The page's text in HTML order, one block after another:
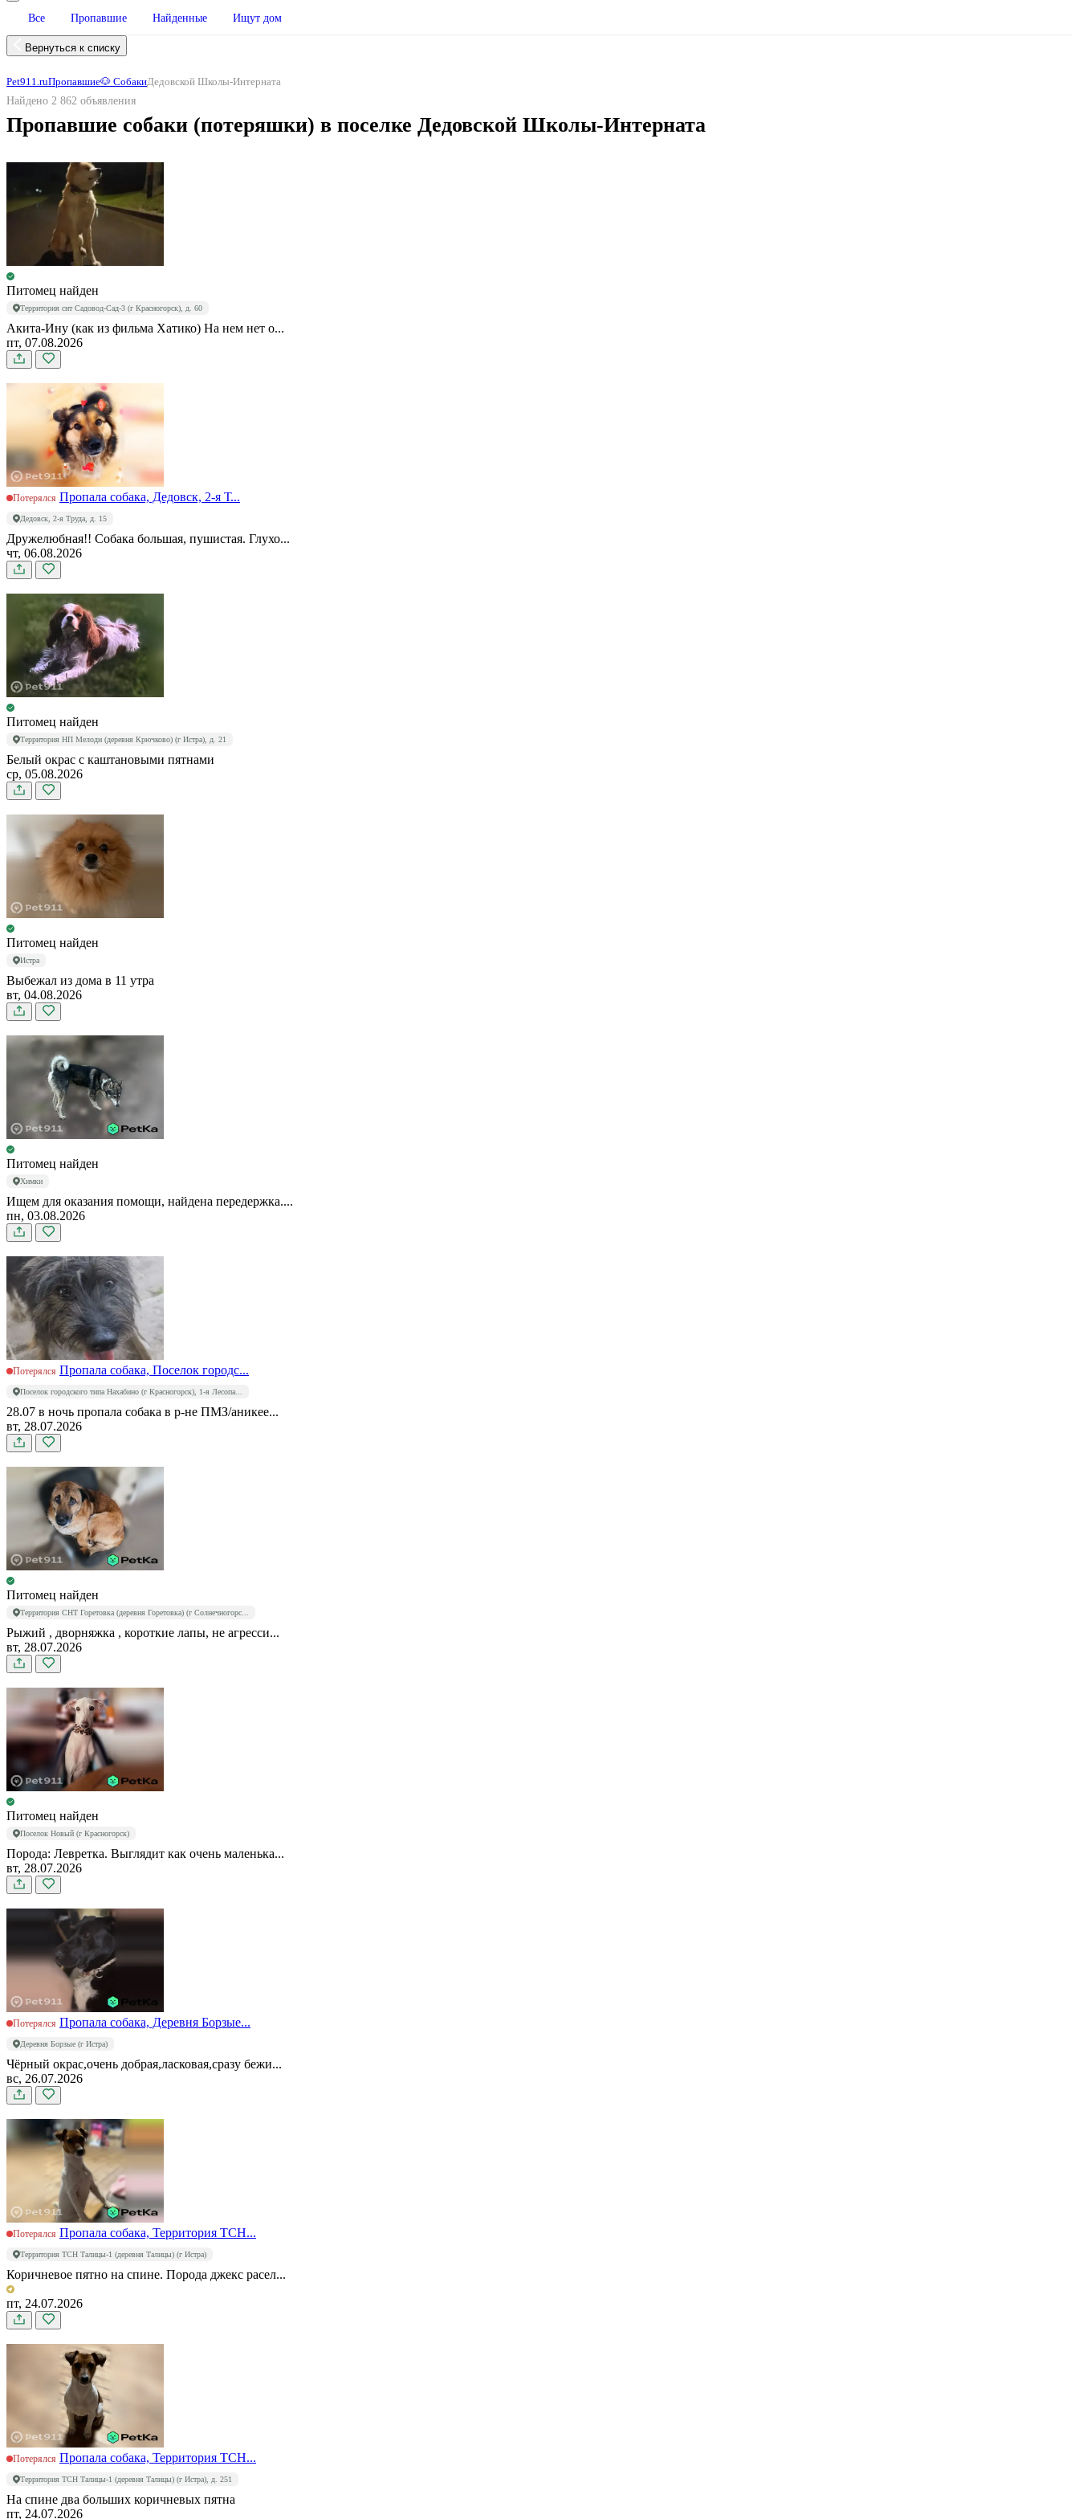
Все Пропавшие Найденные Ищут дом
Вернуться к списку
Pet911.ruПропавшие🐶 СобакиДедовской Школы-Интерната
Найдено 2 862 объявления
Пропавшие собаки (потеряшки) в поселке Дедовской Школы-Интерната
Питомец найден
Территория снт Садовод-Сад-3 (г Красногорск), д. 60
Акита-Ину (как из фильма Хатико) На нем нет о...
пт, 07.08.2026
Потерялся Пропала собака, Дедовск, 2-я Т...
Дедовск, 2-я Труда, д. 15
Дружелюбная!! Собака большая, пушистая. Глухо...
чт, 06.08.2026
Питомец найден
Территория НП Мелоди (деревня Крючково) (г Истра), д. 21
Белый окрас с каштановыми пятнами
ср, 05.08.2026
Питомец найден
Истра
Выбежал из дома в 11 утра
вт, 04.08.2026
Питомец найден
Химки
Ищем для оказания помощи, найдена передержка....
пн, 03.08.2026
Потерялся Пропала собака, Поселок городс...
Поселок городского типа Нахабино (г Красногорск), 1-я Лесопа...
28.07 в ночь пропала собака в р-не ПМЗ/аникее...
вт, 28.07.2026
Питомец найден
Территория СНТ Горетовка (деревня Горетовка) (г Солнечногорс...
Рыжий , дворняжка , короткие лапы, не агресси...
вт, 28.07.2026
Питомец найден
Поселок Новый (г Красногорск)
Порода: Левретка. Выглядит как очень маленька...
вт, 28.07.2026
Потерялся Пропала собака, Деревня Борзые...
Деревня Борзые (г Истра)
Чёрный окрас,очень добрая,ласковая,сразу бежи...
вс, 26.07.2026
Потерялся Пропала собака, Территория ТСН...
Территория ТСН Талицы-1 (деревня Талицы) (г Истра)
Коричневое пятно на спине. Порода джекс расел...
пт, 24.07.2026
Потерялся Пропала собака, Территория ТСН...
Территория ТСН Талицы-1 (деревня Талицы) (г Истра), д. 251
На спине два больших коричневых пятна
пт, 24.07.2026